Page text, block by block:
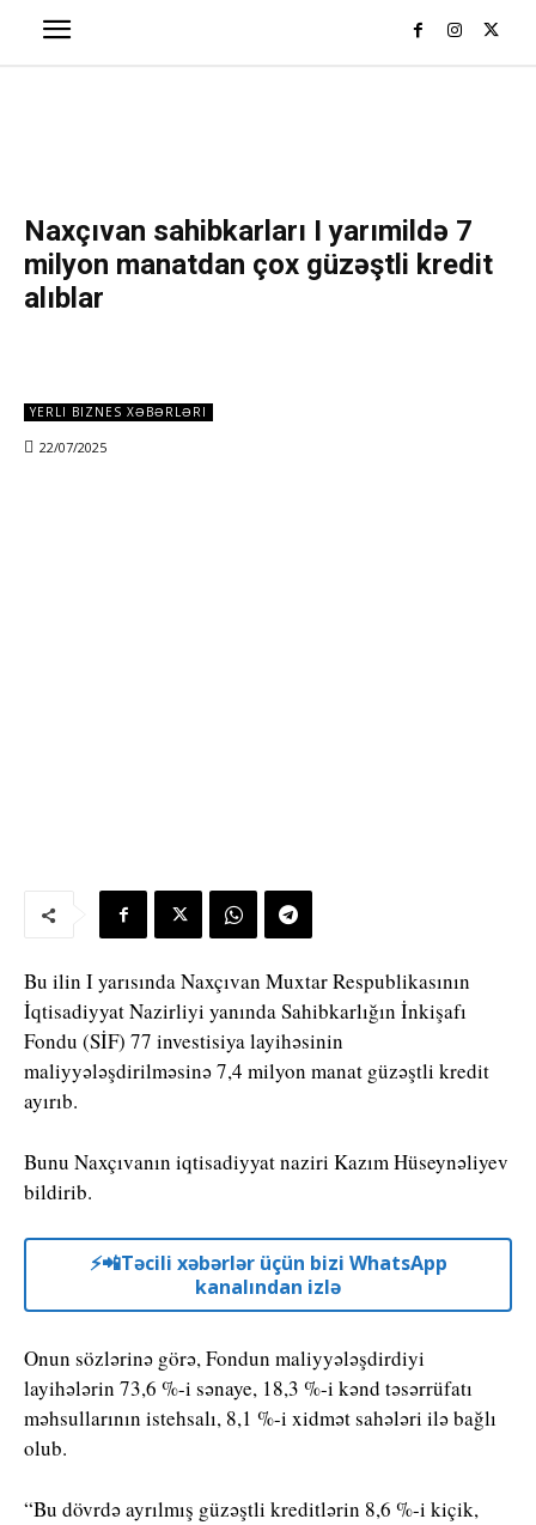
Naxçıvan sahibkarları I yarımildə 7
milyon manatdan çox güzəştli kredit
alıblar
YERLI BIZNES XƏBƏRLƏRI
22/07/2025
Bu ilin I yarısında Naxçıvan Muxtar Respublikasının
İqtisadiyyat Nazirliyi yanında Sahibkarlığın İnkişafı
Fondu (SİF) 77 investisiya layihəsinin
maliyyələşdirilməsinə 7,4 milyon manat güzəştli kredit
ayırıb.
Bunu Naxçıvanın iqtisadiyyat naziri Kazım Hüseynəliyev
bildirib.
⚡️📲Təcili xəbərlər üçün bizi WhatsApp
kanalından izlə
Onun sözlərinə görə, Fondun maliyyələşdirdiyi
layihələrin 73,6 %-i sənaye, 18,3 %-i kənd təsərrüfatı
məhsullarının istehsalı, 8,1 %-i xidmət sahələri ilə bağlı
olub.
“Bu dövrdə ayrılmış güzəştli kreditlərin 8,6 %-i kiçik,